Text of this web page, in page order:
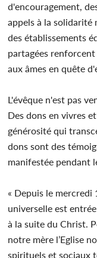
d'encouragement,
appels à la solidarité
des établissements
partagées
aux âmes en quête
L'évêque n'est pas
Des dons en vivres
générosité qui
dons sont des
manifestée pendant
« Depuis le mercredi
universelle est
à la suite du Christ.
notre mère l’Eglise
spirituels et sociaux